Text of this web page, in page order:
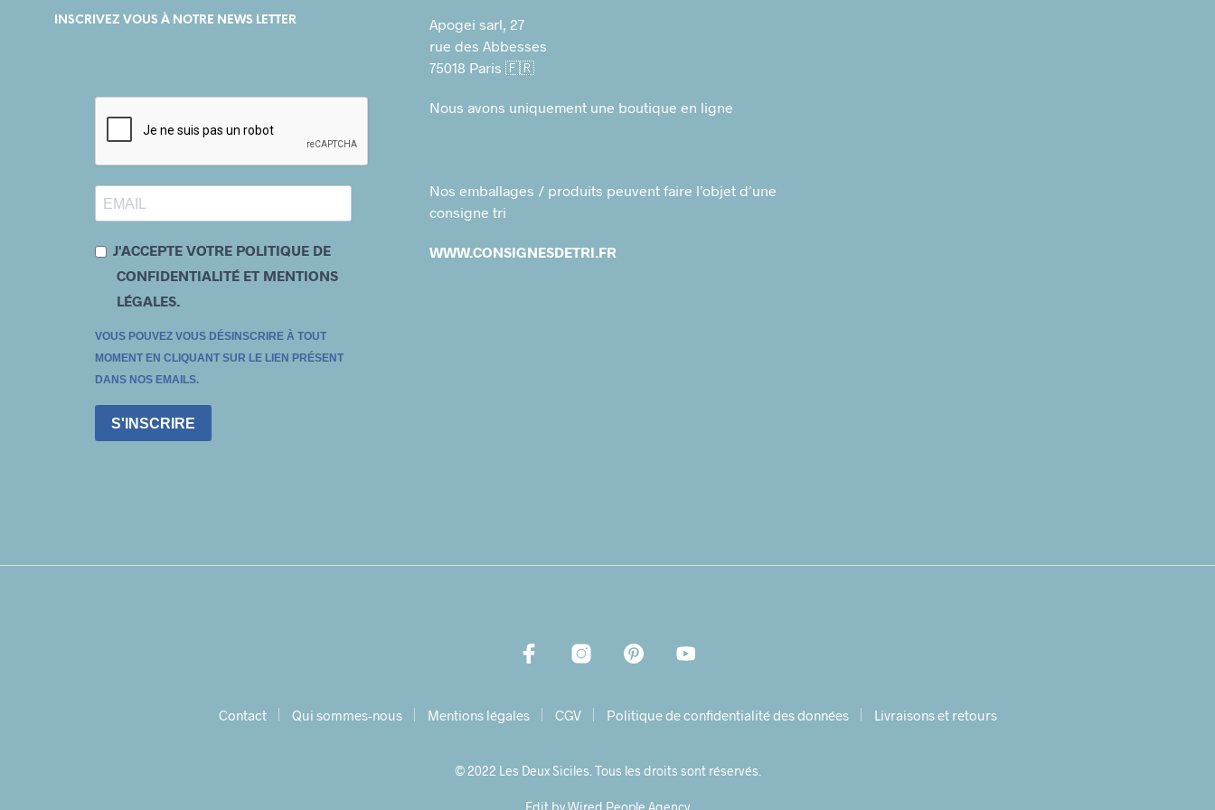
INSCRIVEZ VOUS À NOTRE NEWS LETTER
J'ACCEPTE VOTRE POLITIQUE DE
CONFIDENTIALITÉ ET MENTIONS
LÉGALES.
VOUS POUVEZ VOUS DÉSINSCRIRE À TOUT
MOMENT EN CLIQUANT SUR LE LIEN PRÉSENT
DANS NOS EMAILS.
S'INSCRIRE
Apogei sarl, 27
rue des Abbesses
75018 Paris 🇫🇷
Nous avons uniquement une boutique en ligne
Nos emballages / produits peuvent faire l’objet d’une
consigne tri
WWW.CONSIGNESDETRI.FR
Contact Qui sommes-nous Mentions légales CGV Politique de confidentialité des données Livraisons et retours
© 2022 Les Deux Siciles. Tous les droits sont réservés.